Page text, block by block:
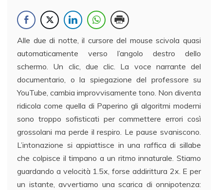
Alle due di notte, il cursore del mouse scivola quasi
automaticamente verso l’angolo destro dello
schermo. Un clic, due clic. La voce narrante del
documentario, o la spiegazione del professore su
YouTube, cambia improvvisamente tono. Non diventa
ridicola come quella di Paperino gli algoritmi moderni
sono troppo sofisticati per commettere errori così
grossolani ma perde il respiro. Le pause svaniscono.
L’intonazione si appiattisce in una raffica di sillabe
che colpisce il timpano a un ritmo innaturale. Stiamo
guardando a velocità 1.5x, forse addirittura 2x. E per
un istante, avvertiamo una scarica di onnipotenza: